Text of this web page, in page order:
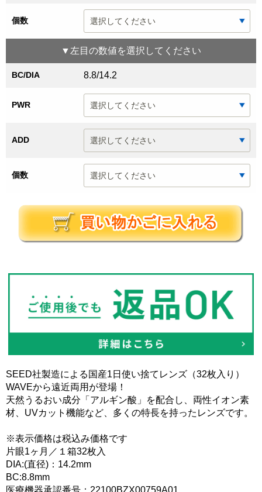
個数
▼ 左目 の数値を選択してください
BC/DIA 8.8/14.2
PWR
ADD
個数
SEED社製造による国産1日使い捨てレンズ（32枚入り）
WAVEから遠近両用が登場！
天然うるおい成分「アルギン酸」を配合し、両性イオン素
材、UVカット機能など、多くの特長を持ったレンズです。
※表示価格は税込み価格です
片眼1ヶ月／１箱32枚入
DIA:(直径)：14.2mm
BC:8.8mm
医療機器承認番号：22100BZX00759A01